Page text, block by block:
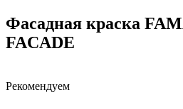
Фасадная краска
FACADE
Рекомендуем